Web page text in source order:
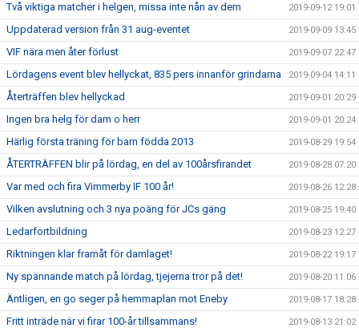
Två viktiga matcher i helgen, missa inte nån av dem 2019-09-12 19:01
Uppdaterad version från 31 aug-eventet 2019-09-09 13:45
VIF nära men åter förlust 2019-09-07 22:47
Lördagens event blev hellyckat, 835 pers innanför grindarna 2019-09-04 14:11
Återträffen blev hellyckad 2019-09-01 20:29
Ingen bra helg för dam o herr 2019-09-01 20:24
Härlig första träning för barn födda 2013 2019-08-29 19:54
ÅTERTRÄFFEN blir på lördag, en del av 100årsfirandet 2019-08-28 07:20
Var med och fira Vimmerby IF 100 år! 2019-08-26 12:28
Vilken avslutning och 3 nya poäng för JCs gäng 2019-08-25 19:40
Ledarfortbildning 2019-08-23 12:27
Riktningen klar framåt för damlaget! 2019-08-22 19:17
Ny spännande match på lördag, tjejerna tror på det! 2019-08-20 11:06
Äntligen, en go seger på hemmaplan mot Eneby 2019-08-17 18:28
Fritt inträde när vi firar 100-år tillsammans! 2019-08-13 21:02